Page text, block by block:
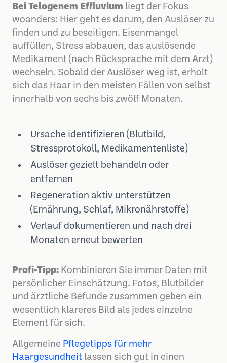
Bei Telogenem Effluvium liegt der Fokus
woanders: Hier geht es darum, den Auslöser zu
finden und zu beseitigen. Eisenmangel
auffüllen, Stress abbauen, das auslösende
Medikament (nach Rücksprache mit dem Arzt)
wechseln. Sobald der Auslöser weg ist, erholt
sich das Haar in den meisten Fällen von selbst
innerhalb von sechs bis zwölf Monaten.
Ursache identifizieren (Blutbild,
Stressprotokoll, Medikamentenliste)
Auslöser gezielt behandeln oder
entfernen
Regeneration aktiv unterstützen
(Ernährung, Schlaf, Mikronährstoffe)
Verlauf dokumentieren und nach drei
Monaten erneut bewerten
Profi-Tipp: Kombinieren Sie immer Daten mit
persönlicher Einschätzung. Fotos, Blutbilder
und ärztliche Befunde zusammen geben ein
wesentlich klareres Bild als jedes einzelne
Element für sich.
Allgemeine Pflegetipps für mehr
Haargesundheit lassen sich gut in einen